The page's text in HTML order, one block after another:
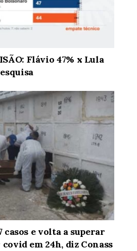
Flávio 47% x Lula
casos e volta a superar
em 24h, diz Conass